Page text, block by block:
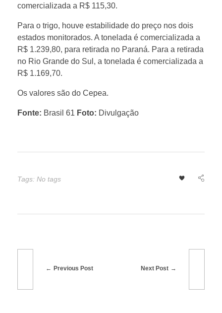
o
d
a
s
o
j
a
c
comercializada a R$ 115,30.
Para o trigo, houve estabilidade do preço nos dois
estados monitorados. A tonelada é comercializada a
R$ 1.239,80, para retirada no Paraná. Para a retirada
no Rio Grande do Sul, a tonelada é comercializada a
R$ 1.169,70.
Os valores são do Cepea.
Fonte: Brasil 61 Foto: Divulgação
Tags: No tags
Previous Post Next Post